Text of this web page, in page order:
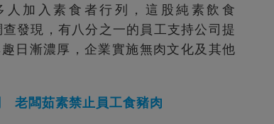
加入素食者行列，這股純素飲食
發現，有八分之一的員工支持公司提
日漸濃厚，企業實施無肉文化及其他
老闆茹素禁止員工食豬肉